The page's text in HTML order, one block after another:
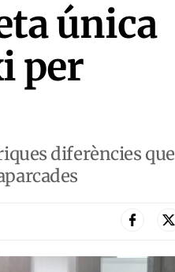
única
per
diferències que